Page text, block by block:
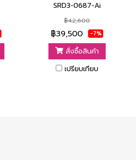
SRD3-0687-Ai
฿42,600
฿39,500 -7%
สั่งซื้อสินค้า
เปรียบเทียบ